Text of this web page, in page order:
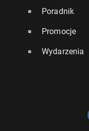
Poradnik
Promocje
Wydarzenia